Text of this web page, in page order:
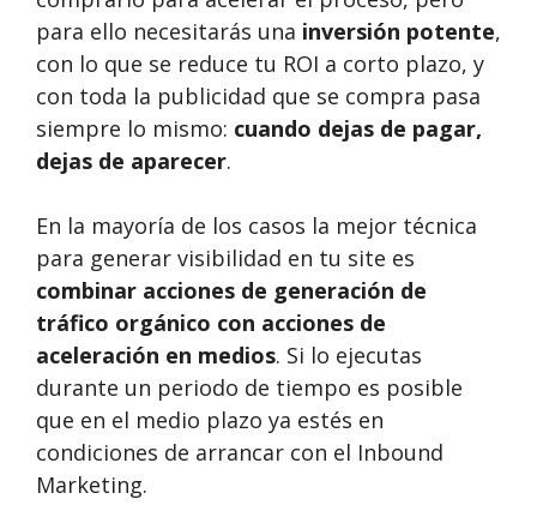
para ello necesitarás una inversión potente,
con lo que se reduce tu ROI a corto plazo, y
con toda la publicidad que se compra pasa
siempre lo mismo: cuando dejas de pagar,
dejas de aparecer.
En la mayoría de los casos la mejor técnica
para generar visibilidad en tu site es
combinar acciones de generación de
tráfico orgánico con acciones de
aceleración en medios. Si lo ejecutas
durante un periodo de tiempo es posible
que en el medio plazo ya estés en
condiciones de arrancar con el Inbound
Marketing.